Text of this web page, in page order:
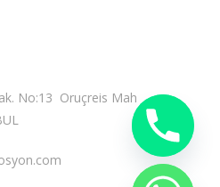
No:13 Oruçreis Mah